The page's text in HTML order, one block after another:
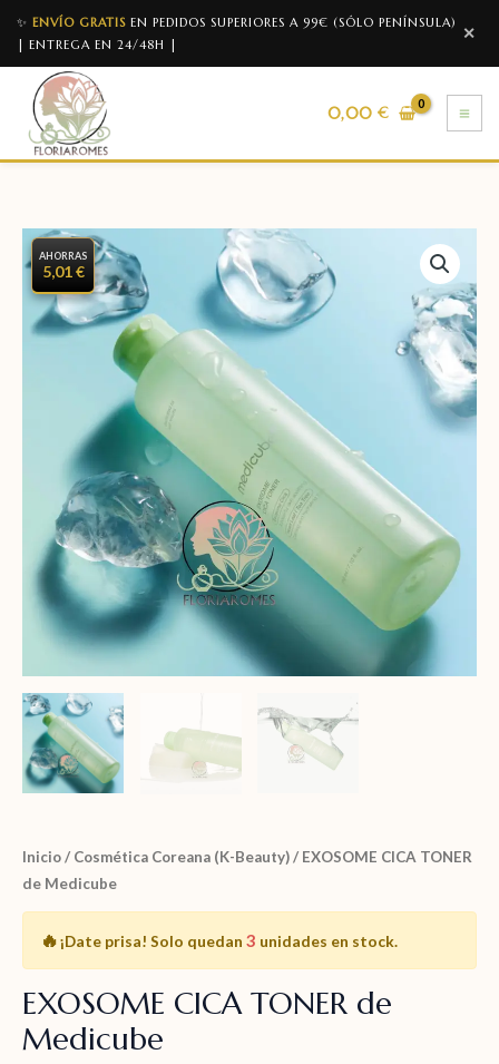
✨ ENVÍO GRATIS EN PEDIDOS SUPERIORES A 99€ (SÓLO PENÍNSULA)
| ENTREGA EN 24/48H |
✕
0,00€
AHORRAS
5,01 €
Inicio/ Cosmética Coreana (K-Beauty)/ EXOSOME CICA TONER
de Medicube
🔥¡Date prisa! Solo quedan 3 unidades en stock.
EXOSOME CICA TONER de
Medicube